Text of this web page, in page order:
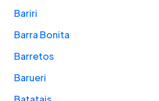
Bariri
Barra Bonita
Barretos
Barueri